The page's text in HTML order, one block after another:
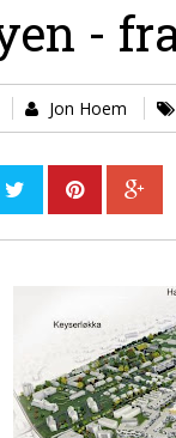
-
Jon Hoem